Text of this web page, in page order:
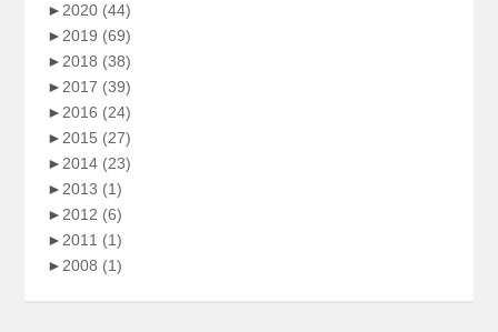
►2020 (44)
►2019 (69)
►2018 (38)
►2017 (39)
►2016 (24)
►2015 (27)
►2014 (23)
►2013 (1)
►2012 (6)
►2011 (1)
►2008 (1)